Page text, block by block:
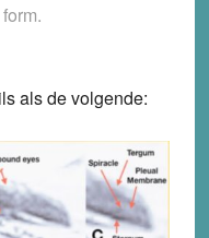
als de volgende: